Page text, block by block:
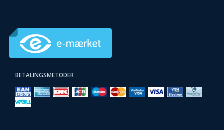
BETALINGSMETODER